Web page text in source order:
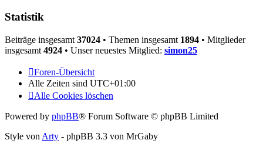
Statistik
Beiträge insgesamt 37024 • Themen insgesamt 1894 • Mitglieder
insgesamt 4924 • Unser neuestes Mitglied: simon25
Foren-Übersicht
Alle Zeiten sind UTC+01:00
Alle Cookies löschen
Powered by phpBB® Forum Software © phpBB Limited
Style von Arty - phpBB 3.3 von MrGaby